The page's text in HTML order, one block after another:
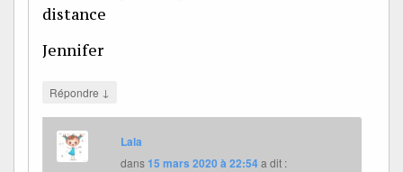
distance
Jennifer
Répondre ↓
Lala
dans15 mars 2020 à 22:54a dit :